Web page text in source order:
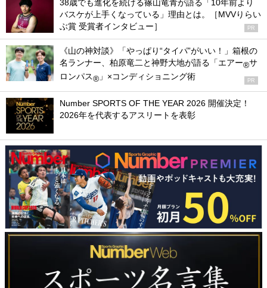
38歳でも進化を続ける篠山竜青が語る「10年前より
バスケが上手くなっている」理由とは。［MVVりらい
ぶ賞 受賞者インタビュー］
PR
《山の神対談》「やっぱり“タイパ”がいい！」箱根の
名ランナー、柏原竜二と神野大地が語る「エアー®サ
ロンパス® 」×コンディショニング術 PR
Number SPORTS OF THE YEAR 2026 開催決定！
2026年を代表するアスリートを表彰